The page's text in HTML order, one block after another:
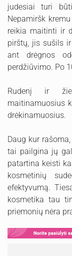
judesiai turi
Nepamiršk
reikia maitinti ir
pirštų, jis sušils
ant drėgnos
perdžiūvimo. Po
Rudenį ir
maitinamuosius
drėkinamuosius.
Daug kur
tai pailgina jų
patartina keisti
kosmetinių
efektyvumą.
kosmetika tau
priemonių nėra